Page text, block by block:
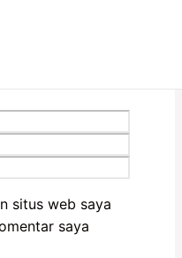
situs web saya
saya